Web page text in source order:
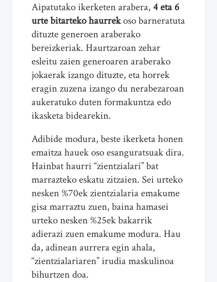
Aipatutako ikerketen arabera, 4 eta 6
urte bitarteko haurrekoso barneratuta
dituzte generoen araberako
bereizkeriak. Haurtzaroan zehar
esleitu zaien generoaren araberako
jokaerak izango dituzte, eta horrek
eragin zuzena izango du nerabezaroan
aukeratuko duten formakuntza edo
ikasketa bidearekin.
Adibide modura, beste ikerketa honen
emaitza hauek oso esanguratsuak dira.
Hainbat haurri “zientzialari” bat
marrazteko eskatu zitzaien. Sei urteko
nesken %70ek zientzialaria emakume
gisa marraztu zuen, baina hamasei
urteko nesken %25ek bakarrik
adierazi zuen emakume modura. Hau
da, adinean aurrera egin ahala,
“zientzialariaren” irudia maskulinoa
bihurtzen doa.